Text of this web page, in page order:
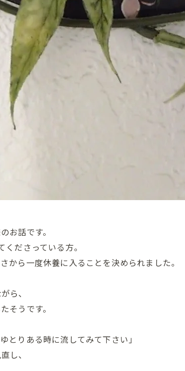
お話です。
ださっている方。
から一度休養に入ることを決められました。
ら、
そうです。
とりある時に流してみて下さい」
し、
今日の疲れをそっと手放す時間を🌿